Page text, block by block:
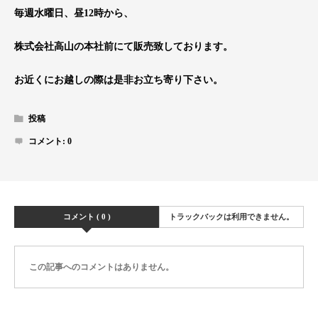
毎週水曜日、昼12時から、
株式会社高山の本社前にて販売致しております。
お近くにお越しの際は是非お立ち寄り下さい。
投稿
コメント: 0
コメント ( 0 ) トラックバックは利用できません。
この記事へのコメントはありません。